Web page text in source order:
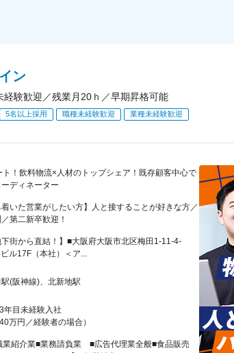
ン
験歓迎／残業月20ｈ／早期昇格可能
5名以上採用 職種未経験歓迎 業種未経験歓迎
ト！飲料物流×人材のトップシェア！既存顧客中心で
ディネーター
いた営業がしたい方】人と接することが好きな方／
第二新卒歓迎！
下街から直結！】■大阪府大阪市北区梅田1-11-4-
17F（本社）＜ア...
(阪神線)、北新地駅
年目未経験入社
万円／経験者の場合）
業紹介業■業務請負業 ■広告代理業全般■食品販売